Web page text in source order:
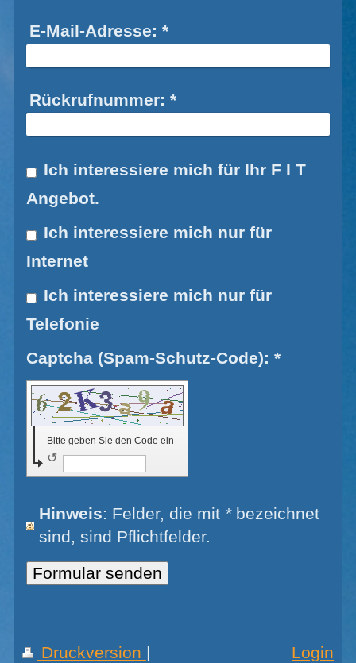
E-Mail-Adresse: *
Rückrufnummer: *
Ich interessiere mich für Ihr F I T
Angebot.
Ich interessiere mich nur für
Internet
Ich interessiere mich nur für
Telefonie
Captcha (Spam-Schutz-Code): *
Bitte geben Sie den Code ein
↺
Hinweis : Felder, die mit *bezeichnet
sind, sind Pflichtfelder.
Druckversion | Login